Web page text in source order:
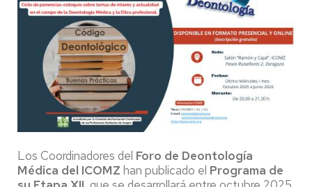
Los Coordinadores del Foro de Deontología
Médica del ICOMZ han publicado el Programa de